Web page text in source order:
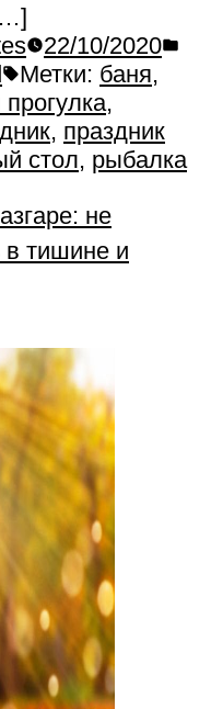
22/10/2020
Метки: баня,
прогулка,
, праздник
стол, рыбалка
не
в тишине и